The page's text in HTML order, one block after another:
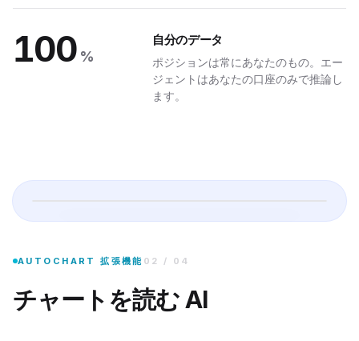
100 %
自分のデータ
ポジションは常にあなたのもの。エー
ジェントはあなたの口座のみで推論し
ます。
AUTOCHART 拡張機能 02 / 04
チャートを読む AI
AutoChart Chrome 拡張機能をインストールすると、ウェブ上のあらゆ